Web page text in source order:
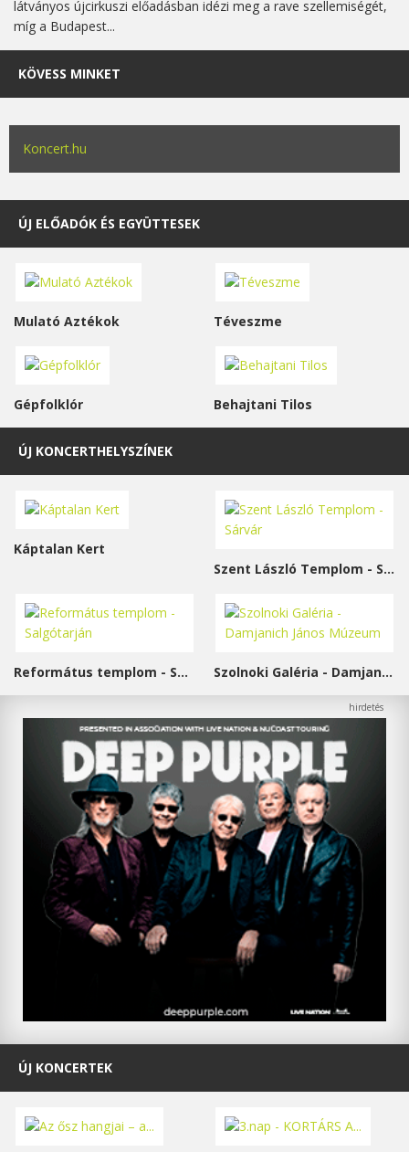
látványos újcirkuszi előadásban idézi meg a rave szellemiségét,
míg a Budapest...
KÖVESS MINKET
Koncert.hu
ÚJ ELŐADÓK ÉS EGYÜTTESEK
Mulató Aztékok Téveszme
Gépfolklór Behajtani Tilos
ÚJ KONCERTHELYSZÍNEK
Káptalan Kert
Szent László Templom - Sárvár
Református templom - Salgótarján Szolnoki Galéria - Damjanich János Múzeum
ÚJ KONCERTEK